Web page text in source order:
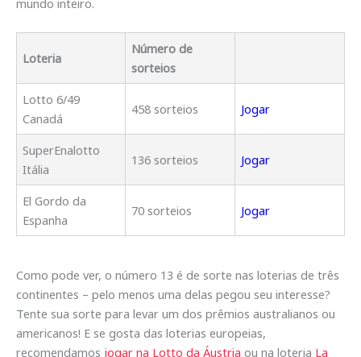
mundo inteiro.
Loteria
Número de
sorteios
Lotto 6/49
Canadá
458 sorteios Jogar
SuperEnalotto
Itália
136 sorteios Jogar
El Gordo da
Espanha
70 sorteios Jogar
Como pode ver, o número 13 é de sorte nas loterias de três
continentes – pelo menos uma delas pegou seu interesse?
Tente sua sorte para levar um dos prêmios australianos ou
americanos! E se gosta das loterias europeias,
recomendamos jogar na Lotto da Áustria ou na loteria La